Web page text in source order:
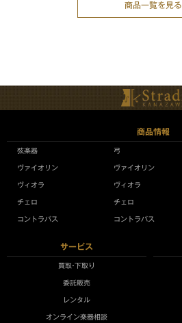
商品一覧を見る
商品情報
弦楽器
ヴァイオリン
ヴィオラ
チェロ
コントラバス
弓
ヴァイオリン
ヴィオラ
チェロ
コントラバス
サービス
買取•下取り
委託販売
レンタル
オンライン楽器相談